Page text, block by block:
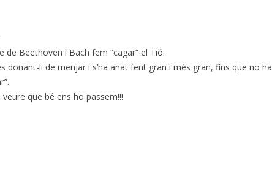
de Beethoven i Bach fem “cagar” el Tió.
donant-li de menjar i s’ha anat fent gran i més gran, fins que no ha
que bé ens ho passem!!!